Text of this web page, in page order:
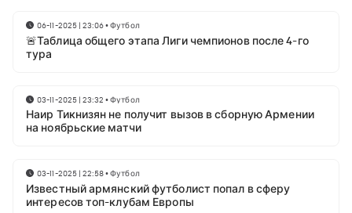
06-11-2025 | 23:06•Футбол
🚨Таблица общего этапа Лиги чемпионов после 4-го
тура
03-11-2025 | 23:32 •Футбол
Наир Тикнизян не получит вызов в сборную Армении
на ноябрьские матчи
03-11-2025 | 22:58•Футбол
Известный армянский футболист попал в сферу
интересов топ-клубам Европы